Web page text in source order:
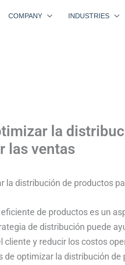
COMPANY INDUSTRIES
la
las ventas
la distribución de productos
de productos es un
de distribución puede
cliente y reducir los costos
de optimizar la distribución